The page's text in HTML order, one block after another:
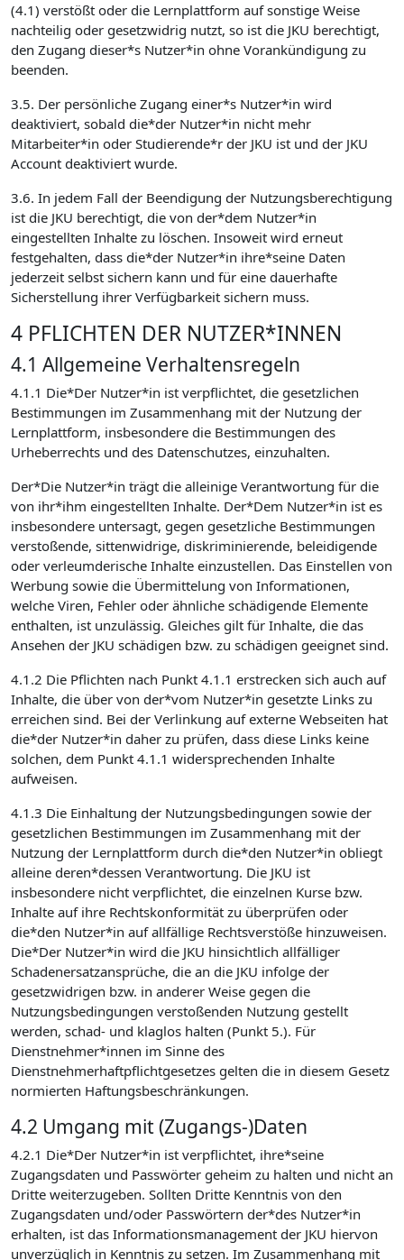
(4.1) verstößt oder die Lernplattform auf sonstige Weise
nachteilig oder gesetzwidrig nutzt, so ist die JKU berechtigt,
den Zugang dieser*s Nutzer*in ohne Vorankündigung zu
beenden.
3.5. Der persönliche Zugang einer*s Nutzer*in wird
deaktiviert, sobald die*der Nutzer*in nicht mehr
Mitarbeiter*in oder Studierende*r der JKU ist und der JKU
Account deaktiviert wurde.
3.6. In jedem Fall der Beendigung der Nutzungsberechtigung
ist die JKU berechtigt, die von der*dem Nutzer*in
eingestellten Inhalte zu löschen. Insoweit wird erneut
festgehalten, dass die*der Nutzer*in ihre*seine Daten
jederzeit selbst sichern kann und für eine dauerhafte
Sicherstellung ihrer Verfügbarkeit sichern muss.
4 PFLICHTEN DER NUTZER*INNEN
4.1 Allgemeine Verhaltensregeln
4.1.1 Die*Der Nutzer*in ist verpflichtet, die gesetzlichen
Bestimmungen im Zusammenhang mit der Nutzung der
Lernplattform, insbesondere die Bestimmungen des
Urheberrechts und des Datenschutzes, einzuhalten.
Der*Die Nutzer*in trägt die alleinige Verantwortung für die
von ihr*ihm eingestellten Inhalte. Der*Dem Nutzer*in ist es
insbesondere untersagt, gegen gesetzliche Bestimmungen
verstoßende, sittenwidrige, diskriminierende, beleidigende
oder verleumderische Inhalte einzustellen. Das Einstellen von
Werbung sowie die Übermittelung von Informationen,
welche Viren, Fehler oder ähnliche schädigende Elemente
enthalten, ist unzulässig. Gleiches gilt für Inhalte, die das
Ansehen der JKU schädigen bzw. zu schädigen geeignet sind.
4.1.2 Die Pflichten nach Punkt 4.1.1 erstrecken sich auch auf
Inhalte, die über von der*vom Nutzer*in gesetzte Links zu
erreichen sind. Bei der Verlinkung auf externe Webseiten hat
die*der Nutzer*in daher zu prüfen, dass diese Links keine
solchen, dem Punkt 4.1.1 widersprechenden Inhalte
aufweisen.
4.1.3 Die Einhaltung der Nutzungsbedingungen sowie der
gesetzlichen Bestimmungen im Zusammenhang mit der
Nutzung der Lernplattform durch die*den Nutzer*in obliegt
alleine deren*dessen Verantwortung. Die JKU ist
insbesondere nicht verpflichtet, die einzelnen Kurse bzw.
Inhalte auf ihre Rechtskonformität zu überprüfen oder
die*den Nutzer*in auf allfällige Rechtsverstöße hinzuweisen.
Die*Der Nutzer*in wird die JKU hinsichtlich allfälliger
Schadenersatzansprüche, die an die JKU infolge der
gesetzwidrigen bzw. in anderer Weise gegen die
Nutzungsbedingungen verstoßenden Nutzung gestellt
werden, schad- und klaglos halten (Punkt 5.). Für
Dienstnehmer*innen im Sinne des
Dienstnehmerhaftpflichtgesetzes gelten die in diesem Gesetz
normierten Haftungsbeschränkungen.
4.2 Umgang mit (Zugangs-)Daten
4.2.1 Die*Der Nutzer*in ist verpflichtet, ihre*seine
Zugangsdaten und Passwörter geheim zu halten und nicht an
Dritte weiterzugeben. Sollten Dritte Kenntnis von den
Zugangsdaten und/oder Passwörtern der*des Nutzer*in
erhalten, ist das Informationsmanagement der JKU hiervon
unverzüglich in Kenntnis zu setzen. Im Zusammenhang mit